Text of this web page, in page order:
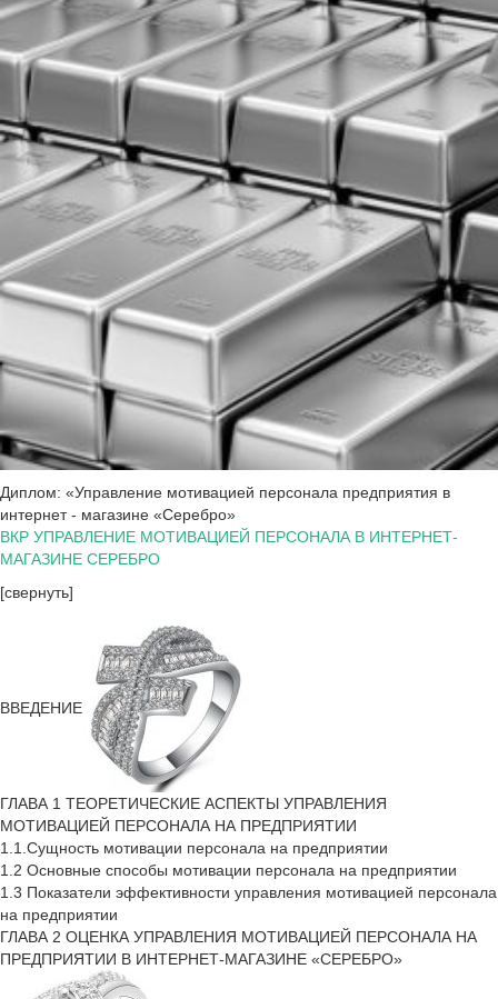
Диплом: «Управление мотивацией персонала предприятия в
интернет - магазине «Серебро»
ВКР УПРАВЛЕНИЕ МОТИВАЦИЕЙ ПЕРСОНАЛА В ИНТЕРНЕТ-
МАГАЗИНЕ СЕРЕБРО
[свернуть]
ВВЕДЕНИЕ
ГЛАВА 1 ТЕОРЕТИЧЕСКИЕ АСПЕКТЫ УПРАВЛЕНИЯ
МОТИВАЦИЕЙ ПЕРСОНАЛА НА ПРЕДПРИЯТИИ
1.1.Сущность мотивации персонала на предприятии
1.2 Основные способы мотивации персонала на предприятии
1.3 Показатели эффективности управления мотивацией персонала
на предприятии
ГЛАВА 2 ОЦЕНКА УПРАВЛЕНИЯ МОТИВАЦИЕЙ ПЕРСОНАЛА НА
ПРЕДПРИЯТИИ В ИНТЕРНЕТ-МАГАЗИНЕ «СЕРЕБРО»